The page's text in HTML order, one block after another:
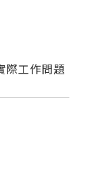
際工作問題